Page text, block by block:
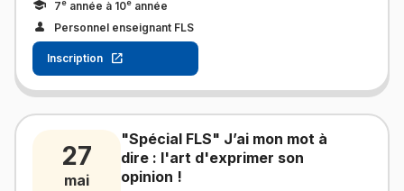
7e année à 10e année
Personnel enseignant FLS
Inscription
27
mai
"Spécial FLS" J’ai mon mot à
dire : l'art d'exprimer son
opinion !